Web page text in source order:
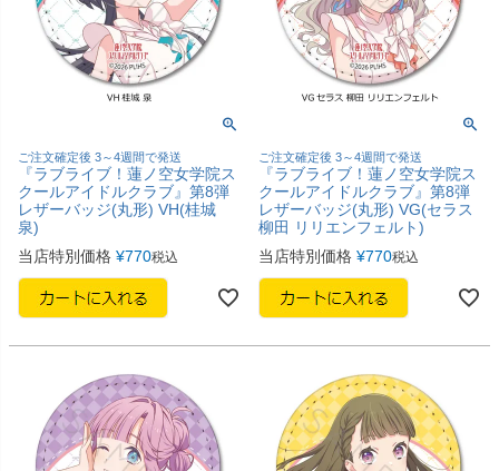
ご注文確定後 3～4週間で発送
『ラブライブ！蓮ノ空女学院ス
クールアイドルクラブ』第8弾
レザーバッジ(丸形) VH(桂城
泉)
当店特別価格 ¥770税込
ご注文確定後 3～4週間で発送
『ラブライブ！蓮ノ空女学院ス
クールアイドルクラブ』第8弾
レザーバッジ(丸形) VG(セラス
柳田 リリエンフェルト)
当店特別価格 ¥770税込